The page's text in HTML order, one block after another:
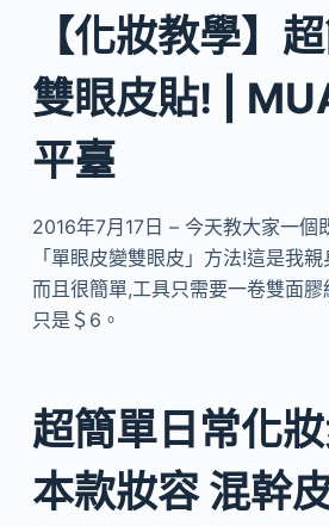
【化妝教學】
雙眼皮貼! |
平臺
2016年7月17日 – 今天教大家一個
「單眼皮變雙眼皮」方法!這是我
而且很簡單,工具只需要一卷雙面
只是＄6。
超簡單日常化
本款妝容 混幹